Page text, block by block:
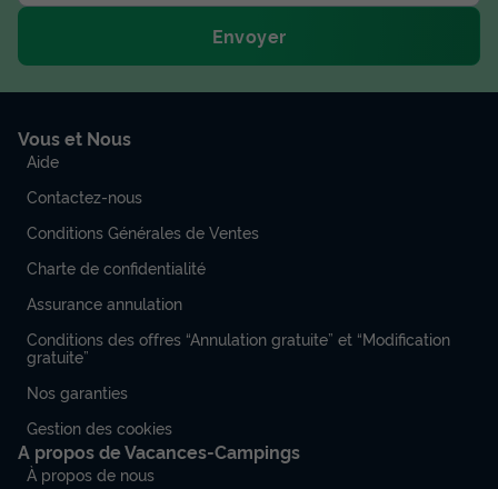
34m² 5 2 1
Animaux autorisés *
Lave-vaisselle
Congélateur
+ 6
CHALET 5 personnes - Premium 34 m² (2 chambres) accès
Meilleur prix pour 7 nuits
Modifier les dates
Voir les disponibilités
Envoyer
Vous et Nous
Aide
Contactez-nous
Conditions Générales de Ventes
Charte de confidentialité
Assurance annulation
Conditions des offres “Annulation gratuite” et “Modification
gratuite”
Nos garanties
Gestion des cookies
A propos de Vacances-Campings
À propos de nous